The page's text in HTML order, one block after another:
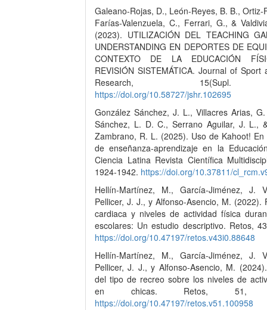
Galeano-Rojas, D., León-Reyes, B. B., Ortiz-
Farías-Valenzuela, C., Ferrari, G., &
(2023). UTILIZACIÓN DEL TEACHING
UNDERSTANDING EN DEPORTES DE
CONTEXTO DE LA EDUCACIÓN
REVISIÓN SISTEMÁTICA. Journal of Sport
Research,
https://doi.org/10.58727/jshr.102695
González Sánchez, J. L., Villacres Arias,
Sánchez, L. D. C., Serrano Aguilar, J. L.,
Zambrano, R. L. (2025). Uso de Kahoot! En
de enseñanza-aprendizaje en la
Ciencia Latina Revista Científica
1924-1942. https://doi.org/10.37811/
Hellín-Martínez, M., García-Jiménez, J.
Pellicer, J. J., y Alfonso-Asencio, M. (2022).
cardiaca y niveles de actividad física
escolares: Un estudio descriptivo. Retos,
https://doi.org/10.47197/retos.v43i0.88648
Hellín-Martínez, M., García-Jiménez, J.
Pellicer, J. J., y Alfonso-Asencio, M.
del tipo de recreo sobre los niveles de
en chicas. Retos, 51,
https://doi.org/10.47197/retos.v51.100958